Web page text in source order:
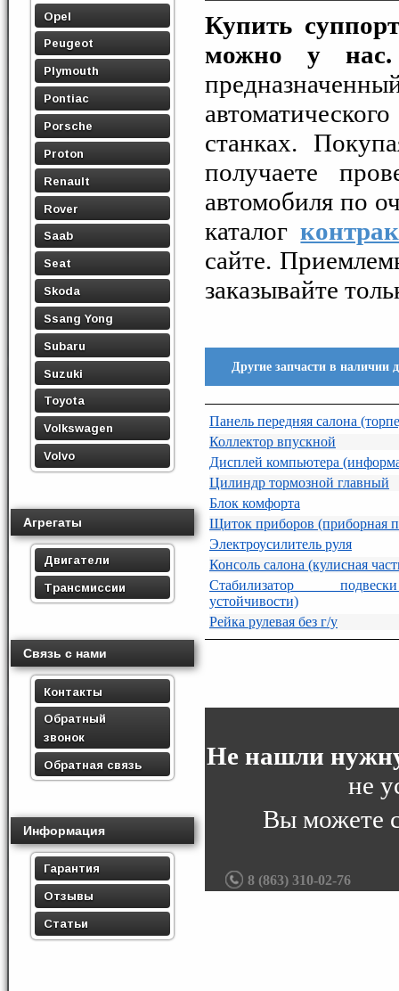
Opel
Peugeot
Plymouth
Pontiac
Porsche
Proton
Renault
Rover
Saab
Seat
Skoda
Ssang Yong
Subaru
Suzuki
Toyota
Volkswagen
Volvo
Агрегаты
Двигатели
Трансмиссии
Связь с нами
Контакты
Обратный
звонок
Обратная связь
Информация
Гарантия
Отзывы
Статьи
Купить
можно у нас.
станках.
получаете
автомобиля по
каталог
сайте.
заказывайте
Другие запчасти в наличии
Панель передняя салона
Коллектор впускной
Дисплей компьютера
Цилиндр тормозной главный
Блок комфорта
Щиток приборов (приборная
Электроусилитель руля
Консоль салона (кулисная
Стабилизатор
устойчивости)
Рейка рулевая без г/у
Не нашли
не
Вы можете
8 (863) 310-02-76